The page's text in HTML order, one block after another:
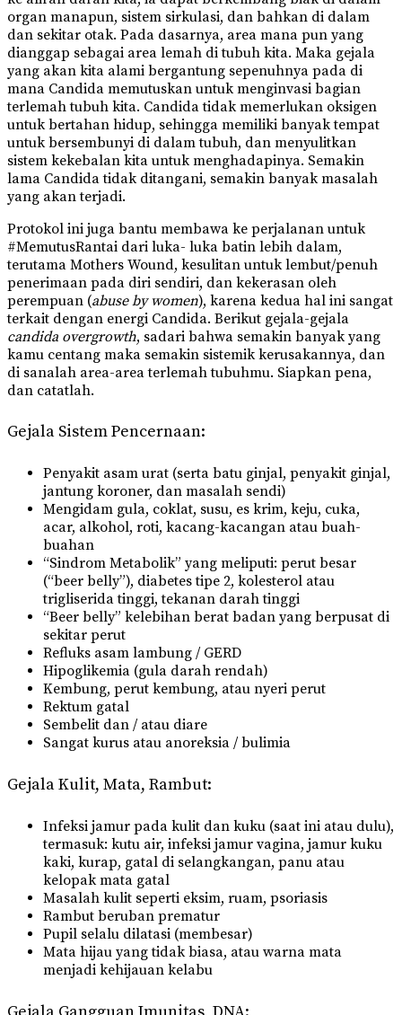
organ manapun, sistem sirkulasi, dan bahkan di dalam
dan sekitar otak. Pada dasarnya, area mana pun yang
dianggap sebagai area lemah di tubuh kita. Maka gejala
yang akan kita alami bergantung sepenuhnya pada di
mana Candida memutuskan untuk menginvasi bagian
terlemah tubuh kita. Candida tidak memerlukan oksigen
untuk bertahan hidup, sehingga memiliki banyak tempat
untuk bersembunyi di dalam tubuh, dan menyulitkan
sistem kekebalan kita untuk menghadapinya. Semakin
lama Candida tidak ditangani, semakin banyak masalah
yang akan terjadi.
Protokol ini juga bantu membawa ke perjalanan untuk
#MemutusRantai dari luka- luka batin lebih dalam,
terutama Mothers Wound, kesulitan untuk lembut/penuh
penerimaan pada diri sendiri, dan kekerasan oleh
perempuan (abuse by women), karena kedua hal ini sangat
terkait dengan energi Candida. Berikut gejala-gejala
candida overgrowth, sadari bahwa semakin banyak yang
kamu centang maka semakin sistemik kerusakannya, dan
di sanalah area-area terlemah tubuhmu. Siapkan pena,
dan catatlah.
Gejala Sistem Pencernaan:
Penyakit asam urat (serta batu ginjal, penyakit ginjal,
jantung koroner, dan masalah sendi)
Mengidam gula, coklat, susu, es krim, keju, cuka,
acar, alkohol, roti, kacang-kacangan atau buah-
buahan
“Sindrom Metabolik” yang meliputi: perut besar
(“beer belly”), diabetes tipe 2, kolesterol atau
trigliserida tinggi, tekanan darah tinggi
“Beer belly” kelebihan berat badan yang berpusat di
sekitar perut
Refluks asam lambung / GERD
Hipoglikemia (gula darah rendah)
Kembung, perut kembung, atau nyeri perut
Rektum gatal
Sembelit dan / atau diare
Sangat kurus atau anoreksia / bulimia
Gejala Kulit, Mata, Rambut:
Infeksi jamur pada kulit dan kuku (saat ini atau dulu),
termasuk: kutu air, infeksi jamur vagina, jamur kuku
kaki, kurap, gatal di selangkangan, panu atau
kelopak mata gatal
Masalah kulit seperti eksim, ruam, psoriasis
Rambut beruban prematur
Pupil selalu dilatasi (membesar)
Mata hijau yang tidak biasa, atau warna mata
menjadi kehijauan kelabu